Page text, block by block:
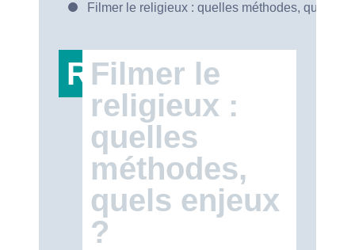
Filmer le religieux : quelles méthodes, quels
RT47
Filmer le
religieux :
quelles
méthodes,
quels enjeux
?